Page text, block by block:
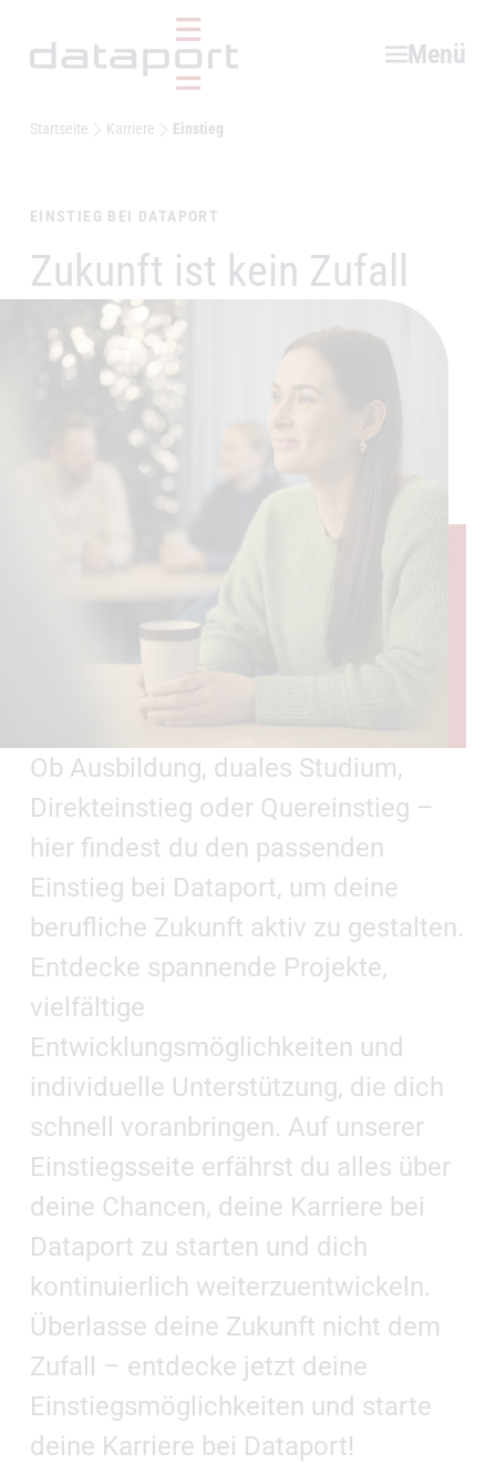
Menü
Startseite Karriere Einstieg
EINSTIEG BEI DATAPORT
–
Zukunft ist kein Zufall
Ob Ausbildung, duales Studium,
Direkteinstieg oder Quereinstieg –
hier findest du den passenden
Einstieg bei Dataport, um deine
berufliche Zukunft aktiv zu gestalten.
Entdecke spannende Projekte,
vielfältige
Entwicklungsmöglichkeiten und
individuelle Unterstützung, die dich
schnell voranbringen. Auf unserer
Einstiegsseite erfährst du alles über
deine Chancen, deine Karriere bei
Dataport zu starten und dich
kontinuierlich weiterzuentwickeln.
Überlasse deine Zukunft nicht dem
Zufall – entdecke jetzt deine
Einstiegsmöglichkeiten und starte
deine Karriere bei Dataport!